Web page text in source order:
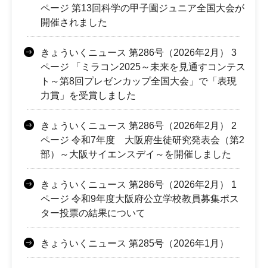
ページ 第13回科学の甲子園ジュニア全国大会が
開催されました
きょういくニュース 第286号（2026年2月） 3
ページ 「ミラコン2025～未来を見通すコンテス
ト～第8回プレゼンカップ全国大会」で「表現
力賞」を受賞しました
きょういくニュース 第286号（2026年2月） 2
ページ 令和7年度 大阪府生徒研究発表会（第2
部）～大阪サイエンスデイ～を開催しました
きょういくニュース 第286号（2026年2月） 1
ページ 令和9年度大阪府公立学校教員募集ポス
ター投票の結果について
きょういくニュース 第285号（2026年1月）